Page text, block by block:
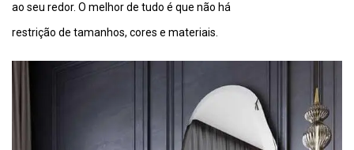
ao seu redor. O melhor de tudo é que não há
restrição de tamanhos, cores e materiais.